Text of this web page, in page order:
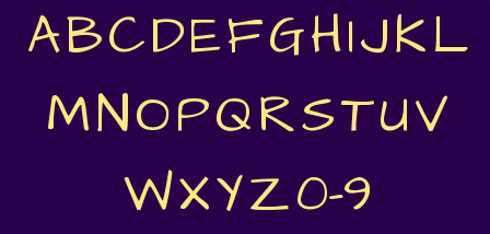
ABCDEFGHIJKL
MNOPQRSTUV
WXYZ0-9